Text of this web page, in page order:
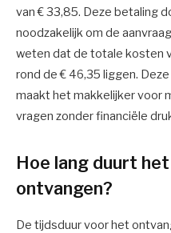
van € 33,85. Deze betaling
noodzakelijk om de
weten dat de totale kosten
rond de € 46,35 liggen.
maakt het makkelijker voor
vragen zonder financiële
Hoe lang duurt
ontvangen?
De tijdsduur voor het